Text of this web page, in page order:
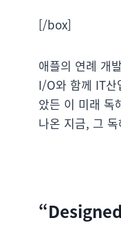
[/box]
애플의 연례 개
I/O와 함께 IT산
았든 이 미래 독
나온 지금, 그